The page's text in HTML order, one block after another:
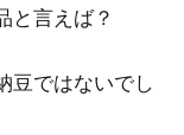
と言えば？
豆ではないでし